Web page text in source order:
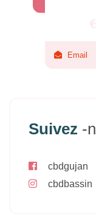
Email
Suivez -
cbdgujan
cbdbassin